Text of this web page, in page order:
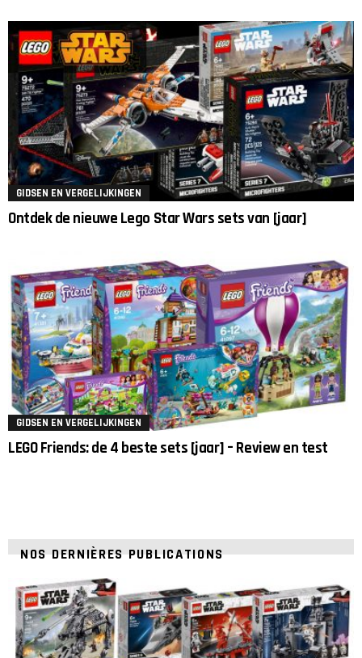
GIDSEN EN VERGELIJKINGEN
Ontdek de nieuwe Lego Star Wars sets van [jaar]
GIDSEN EN VERGELIJKINGEN
LEGO Friends: de 4 beste sets [jaar] – Review en test
NOS DERNIÈRES PUBLICATIONS